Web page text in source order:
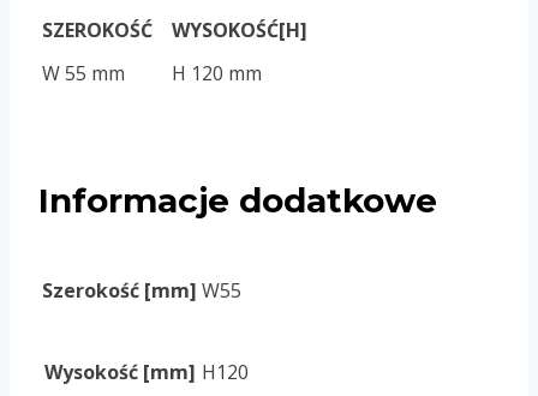
SZEROKOŚĆ
WYSOKOŚĆ[H]
W 55 mm
H 120 mm
Informacje dodatkowe
Szerokość [mm] W55
Wysokość [mm] H120